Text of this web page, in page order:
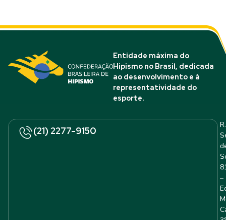
Entidade máxima do
Hipismo no Brasil, dedicada
ao desenvolvimento e à
representatividade do
esporte.
(21) 2277-9150
R.
–